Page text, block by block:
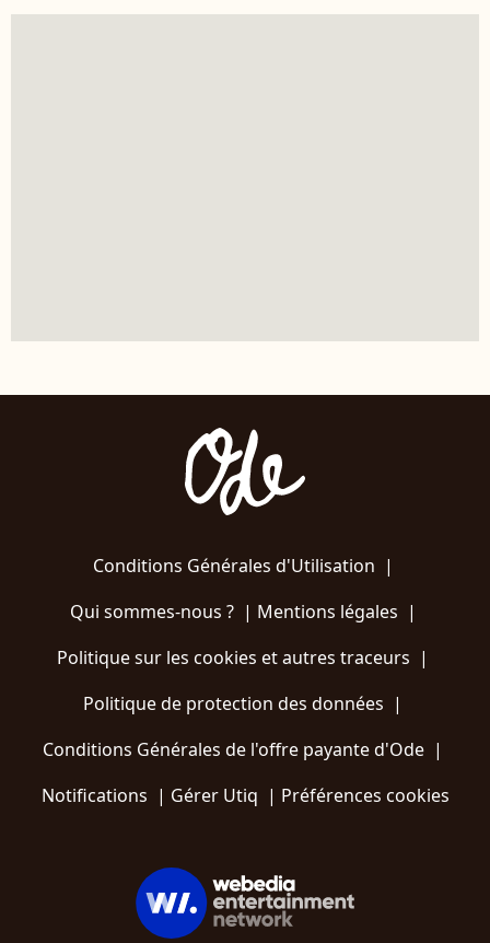
Conditions Générales d'Utilisation |
Qui sommes-nous ?| Mentions légales |
Politique sur les cookies et autres traceurs |
Politique de protection des données |
Conditions Générales de l'offre payante d'Ode |
Notifications | Gérer Utiq | Préférences cookies